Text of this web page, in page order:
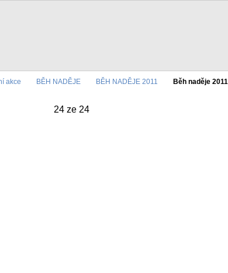
akce BĚH NADĚJE BĚH NADĚJE 2011 Běh naděje 2011
24 ze 24